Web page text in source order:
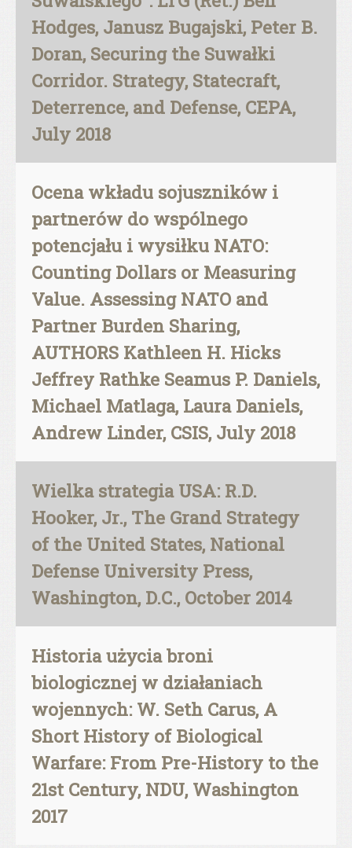
Hodges, Janusz Bugajski, Peter B.
Doran, Securing the Suwałki
Corridor. Strategy, Statecraft,
Deterrence, and Defense, CEPA,
July 2018
Ocena wkładu sojuszników i
partnerów do wspólnego
potencjału i wysiłku NATO:
Counting Dollars or Measuring
Value. Assessing NATO and
Partner Burden Sharing,
AUTHORS Kathleen H. Hicks
Jeffrey Rathke Seamus P. Daniels,
Michael Matlaga, Laura Daniels,
Andrew Linder, CSIS, July 2018
Wielka strategia USA: R.D.
Hooker, Jr., The Grand Strategy
of the United States, National
Defense University Press,
Washington, D.C., October 2014
Historia użycia broni
biologicznej w działaniach
wojennych: W. Seth Carus, A
Short History of Biological
Warfare: From Pre-History to the
21st Century, NDU, Washington
2017